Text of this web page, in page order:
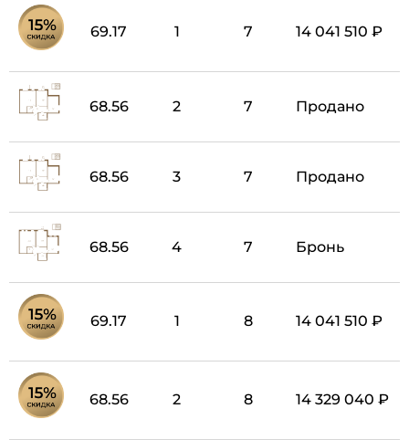
69.17 1 7 14 041 510 ₽
68.56 2 7 Продано
68.56 3 7 Продано
68.56 4 7 Бронь
69.17 1 8 14 041 510 ₽
68.56 2 8 14 329 040 ₽